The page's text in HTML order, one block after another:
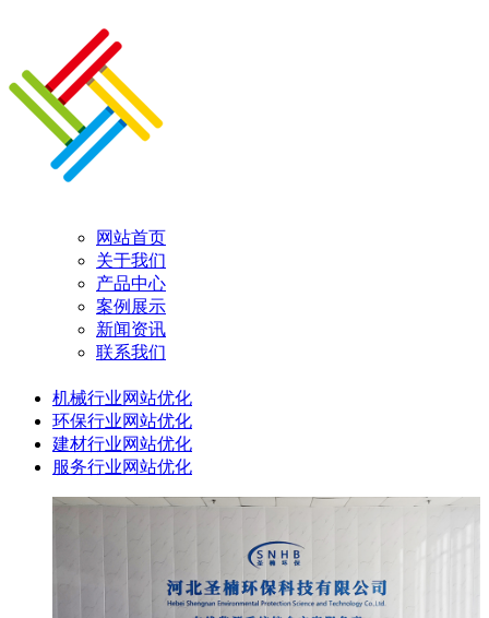
网站首页
关于我们
产品中心
案例展示
新闻资讯
联系我们
机械行业网站优化
环保行业网站优化
建材行业网站优化
服务行业网站优化